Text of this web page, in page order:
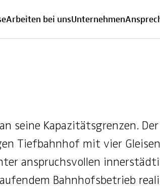
Arbeiten bei unsUnternehmen
seine Kapazitätsgrenzen.
Tiefbahnhof mit vier
anspruchsvollen
Bahnhofsbetrieb